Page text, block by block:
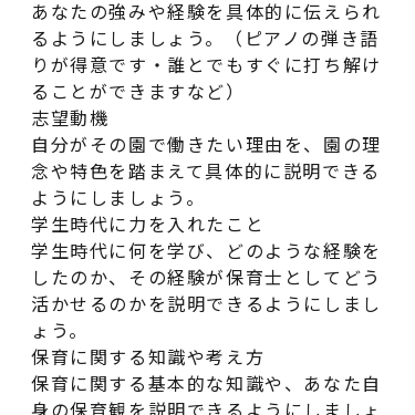
あなたの強みや経験を具体的に伝えられ
るようにしましょう。（ピアノの弾き語
りが得意です・誰とでもすぐに打ち解け
ることができますなど）
志望動機
自分がその園で働きたい理由を、園の理
念や特色を踏まえて具体的に説明できる
ようにしましょう。
学生時代に力を入れたこと
学生時代に何を学び、どのような経験を
したのか、その経験が保育士としてどう
活かせるのかを説明できるようにしまし
ょう。
保育に関する知識や考え方
保育に関する基本的な知識や、あなた自
身の保育観を説明できるようにしましょ